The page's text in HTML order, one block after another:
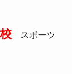
スポーツ